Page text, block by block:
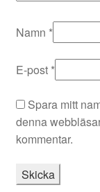
Namn *
E-post *
Spara mitt
denna
kommentar.